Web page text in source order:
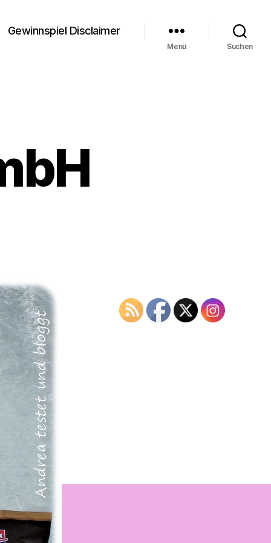
Gewinnspiel Disclaimer
Menü Suchen